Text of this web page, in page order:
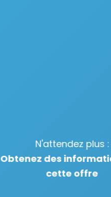
N'attendez plus :
Obtenez des
cette offre